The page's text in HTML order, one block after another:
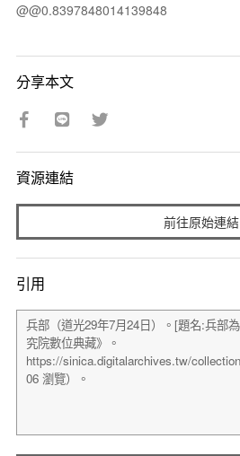
@@0.8397848014139848
分享本文
資源連結
前往原始連結
引用